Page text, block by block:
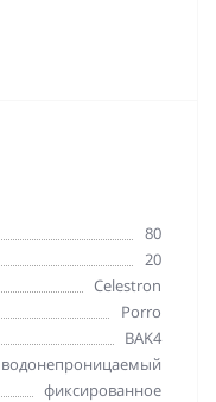
80
20
Celestron
Porro
BAK4
фиксированное